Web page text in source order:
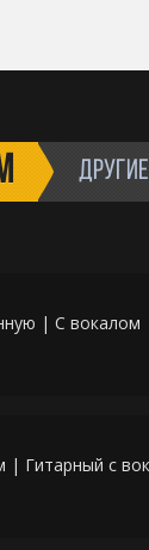
| С вокалом
| Гитарный с